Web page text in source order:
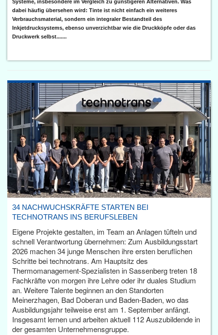
Systeme, insbesondere im Vergleich zu günstigeren Alternativen. Was
dabei häufig übersehen wird: Tinte ist nicht einfach ein weiteres
Verbrauchsmaterial, sondern ein integraler Bestandteil des
Inkjetdrucksystems, ebenso unverzichtbar wie die Druckköpfe oder das
Druckwerk selbst.......
34 NACHWUCHSKRÄFTE STARTEN BEI
TECHNOTRANS INS BERUFSLEBEN
Eigene Projekte gestalten, im Team an Anlagen tüfteln und
schnell Verantwortung übernehmen: Zum Ausbildungsstart
2026 machen 34 junge Menschen ihre ersten beruflichen
Schritte bei technotrans. Am Hauptsitz des
Thermomanagement-Spezialisten in Sassenberg treten 18
Fachkräfte von morgen ihre Lehre oder ihr duales Studium
an. Weitere Talente beginnen an den Standorten
Meinerzhagen, Bad Doberan und Baden-Baden, wo das
Ausbildungsjahr teilweise erst am 1. September anfängt.
Insgesamt lernen und arbeiten aktuell 112 Auszubildende in
der gesamten Unternehmensgruppe.